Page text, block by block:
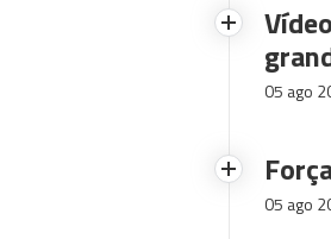
05 ago
05 ago